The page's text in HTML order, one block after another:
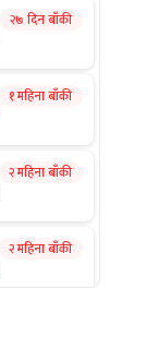
२७ दिन बाँकी
१ महिना बाँकी
२ महिना बाँकी
२ महिना बाँकी